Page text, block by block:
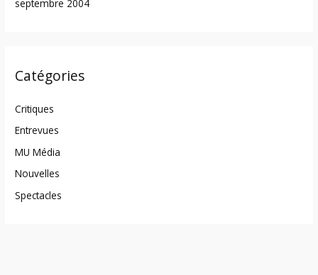
septembre 2004
Catégories
Critiques
Entrevues
MU Média
Nouvelles
Spectacles